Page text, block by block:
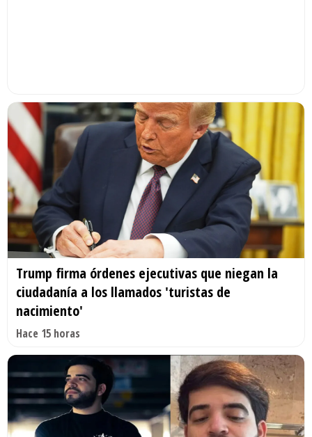
Trump firma órdenes ejecutivas que niegan la
ciudadanía a los llamados 'turistas de
nacimiento'
Hace 15 horas